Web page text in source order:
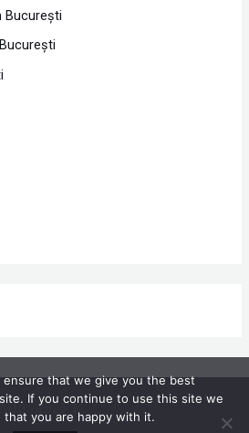
Bucureşti
- 2026 |Powered by Proclamedia.ro
ensure that we give you the best
If you continue to use this site we
that you are happy with it.